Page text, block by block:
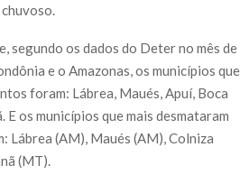
segundo os dados do Deter no mês de
e o Amazonas, os municípios que
foram: Lábrea, Maués, Apuí, Boca
os municípios que mais desmataram
Lábrea (AM), Maués (AM), Colniza
(MT).